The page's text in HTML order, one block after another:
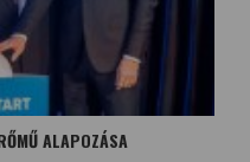
ALAPOZÁSA